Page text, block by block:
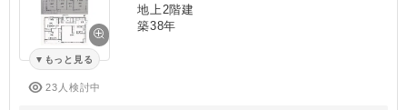
もっと見る
23人検討中
地上2階建
築38年